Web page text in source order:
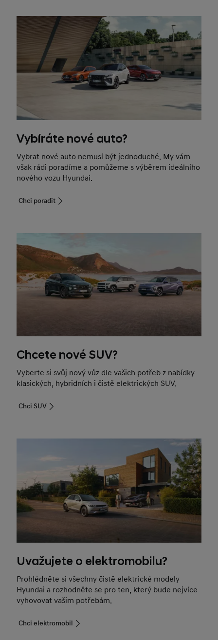
Vybíráte nové auto?
Vybrat nové auto nemusí být jednoduché. My vám
však rádi poradíme a pomůžeme s výběrem ideálního
nového vozu Hyundai.
Chci poradit
Chcete nové SUV?
Vyberte si svůj nový vůz dle vašich potřeb z nabídky
klasických, hybridních i čistě elektrických SUV.
Chci SUV
Uvažujete o elektromobilu?
Prohlédněte si všechny čistě elektrické modely
Hyundai a rozhodněte se pro ten, který bude nejvíce
vyhovovat vašim potřebám.
Chci elektromobil